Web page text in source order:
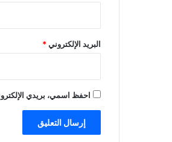
البريد الإلكتروني*
احفظ اسمي، بريدي